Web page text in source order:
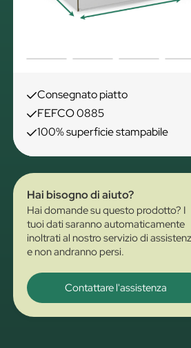
Consegnato piatto
FEFCO 0885
100% superficie stampabile
Hai bisogno di aiuto?
Hai domande su questo prodotto? I
tuoi dati saranno automaticamente
inoltrati al nostro servizio di
e non andranno persi.
Contattare l'assistenza